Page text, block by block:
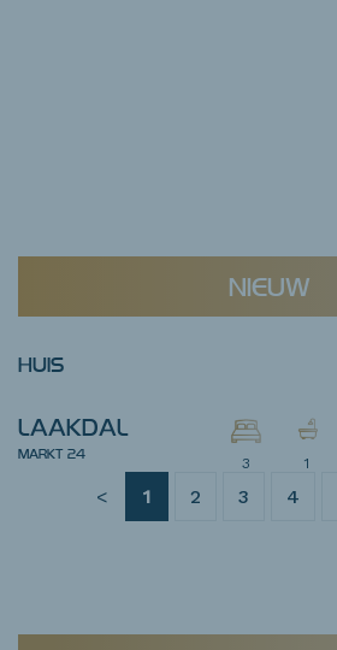
NIEUW
HUIS
LAAKDAL
MARKT 24
3 1
< 1 2 3 4